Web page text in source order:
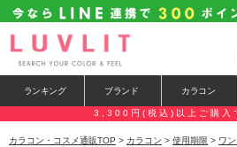
ランキング ブランド カラコン
3,300円(税込)以上ご購入
カラコン・コスメ通販TOP > カラコン > 使用期限 > ワ